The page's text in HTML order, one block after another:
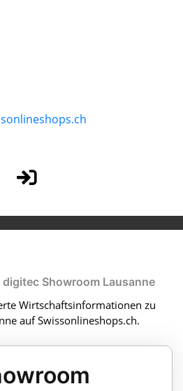
digitec Showroom Lausanne
Wirtschaftsinformationen zu
auf Swissonlineshops.ch.